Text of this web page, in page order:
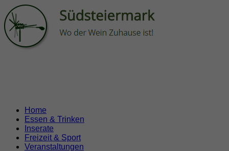
Home
Essen & Trinken
Inserate
Freizeit & Sport
Veranstaltungen